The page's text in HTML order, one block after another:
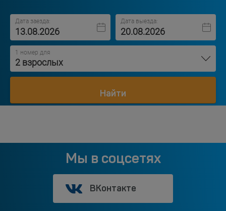
Дата заезда: Дата выезда:
1 номер для
2 взрослых
Найти
Мы в соцсетях
ВКонтакте